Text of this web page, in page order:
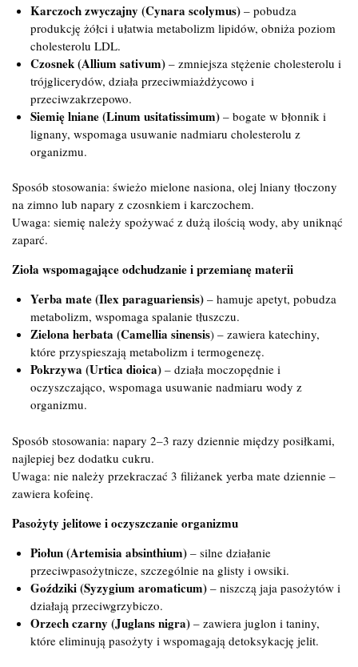
Karczoch zwyczajny (Cynara scolymus)– pobudza
produkcję żółci i ułatwia metabolizm lipidów, obniża poziom
cholesterolu LDL.
Czosnek (Allium sativum) – zmniejsza stężenie cholesterolu i
trójglicerydów, działa przeciwmiażdżycowo i
przeciwzakrzepowo.
Siemię lniane (Linum usitatissimum) – bogate w błonnik i
lignany, wspomaga usuwanie nadmiaru cholesterolu z
organizmu.
Sposób stosowania: świeżo mielone nasiona, olej lniany tłoczony
na zimno lub napary z czosnkiem i karczochem.
Uwaga: siemię należy spożywać z dużą ilością wody, aby uniknąć
zaparć.
Zioła wspomagające odchudzanie i przemianę materii
Yerba mate (Ilex paraguariensis)– hamuje apetyt, pobudza
metabolizm, wspomaga spalanie tłuszczu.
Zielona herbata (Camellia sinensis) – zawiera katechiny,
które przyspieszają metabolizm i termogenezę.
Pokrzywa (Urtica dioica) – działa moczopędnie i
oczyszczająco, wspomaga usuwanie nadmiaru wody z
organizmu.
Sposób stosowania: napary 2–3 razy dziennie między posiłkami,
najlepiej bez dodatku cukru.
Uwaga: nie należy przekraczać 3 filiżanek yerba mate dziennie –
zawiera kofeinę.
Pasożyty jelitowe i oczyszczanie organizmu
Piołun (Artemisia absinthium)– silne działanie
przeciwpasożytnicze, szczególnie na glisty i owsiki.
Goździki (Syzygium aromaticum)– niszczą jaja pasożytów i
działają przeciwgrzybiczo.
Orzech czarny (Juglans nigra)– zawiera juglon i taniny,
które eliminują pasożyty i wspomagają detoksykację jelit.